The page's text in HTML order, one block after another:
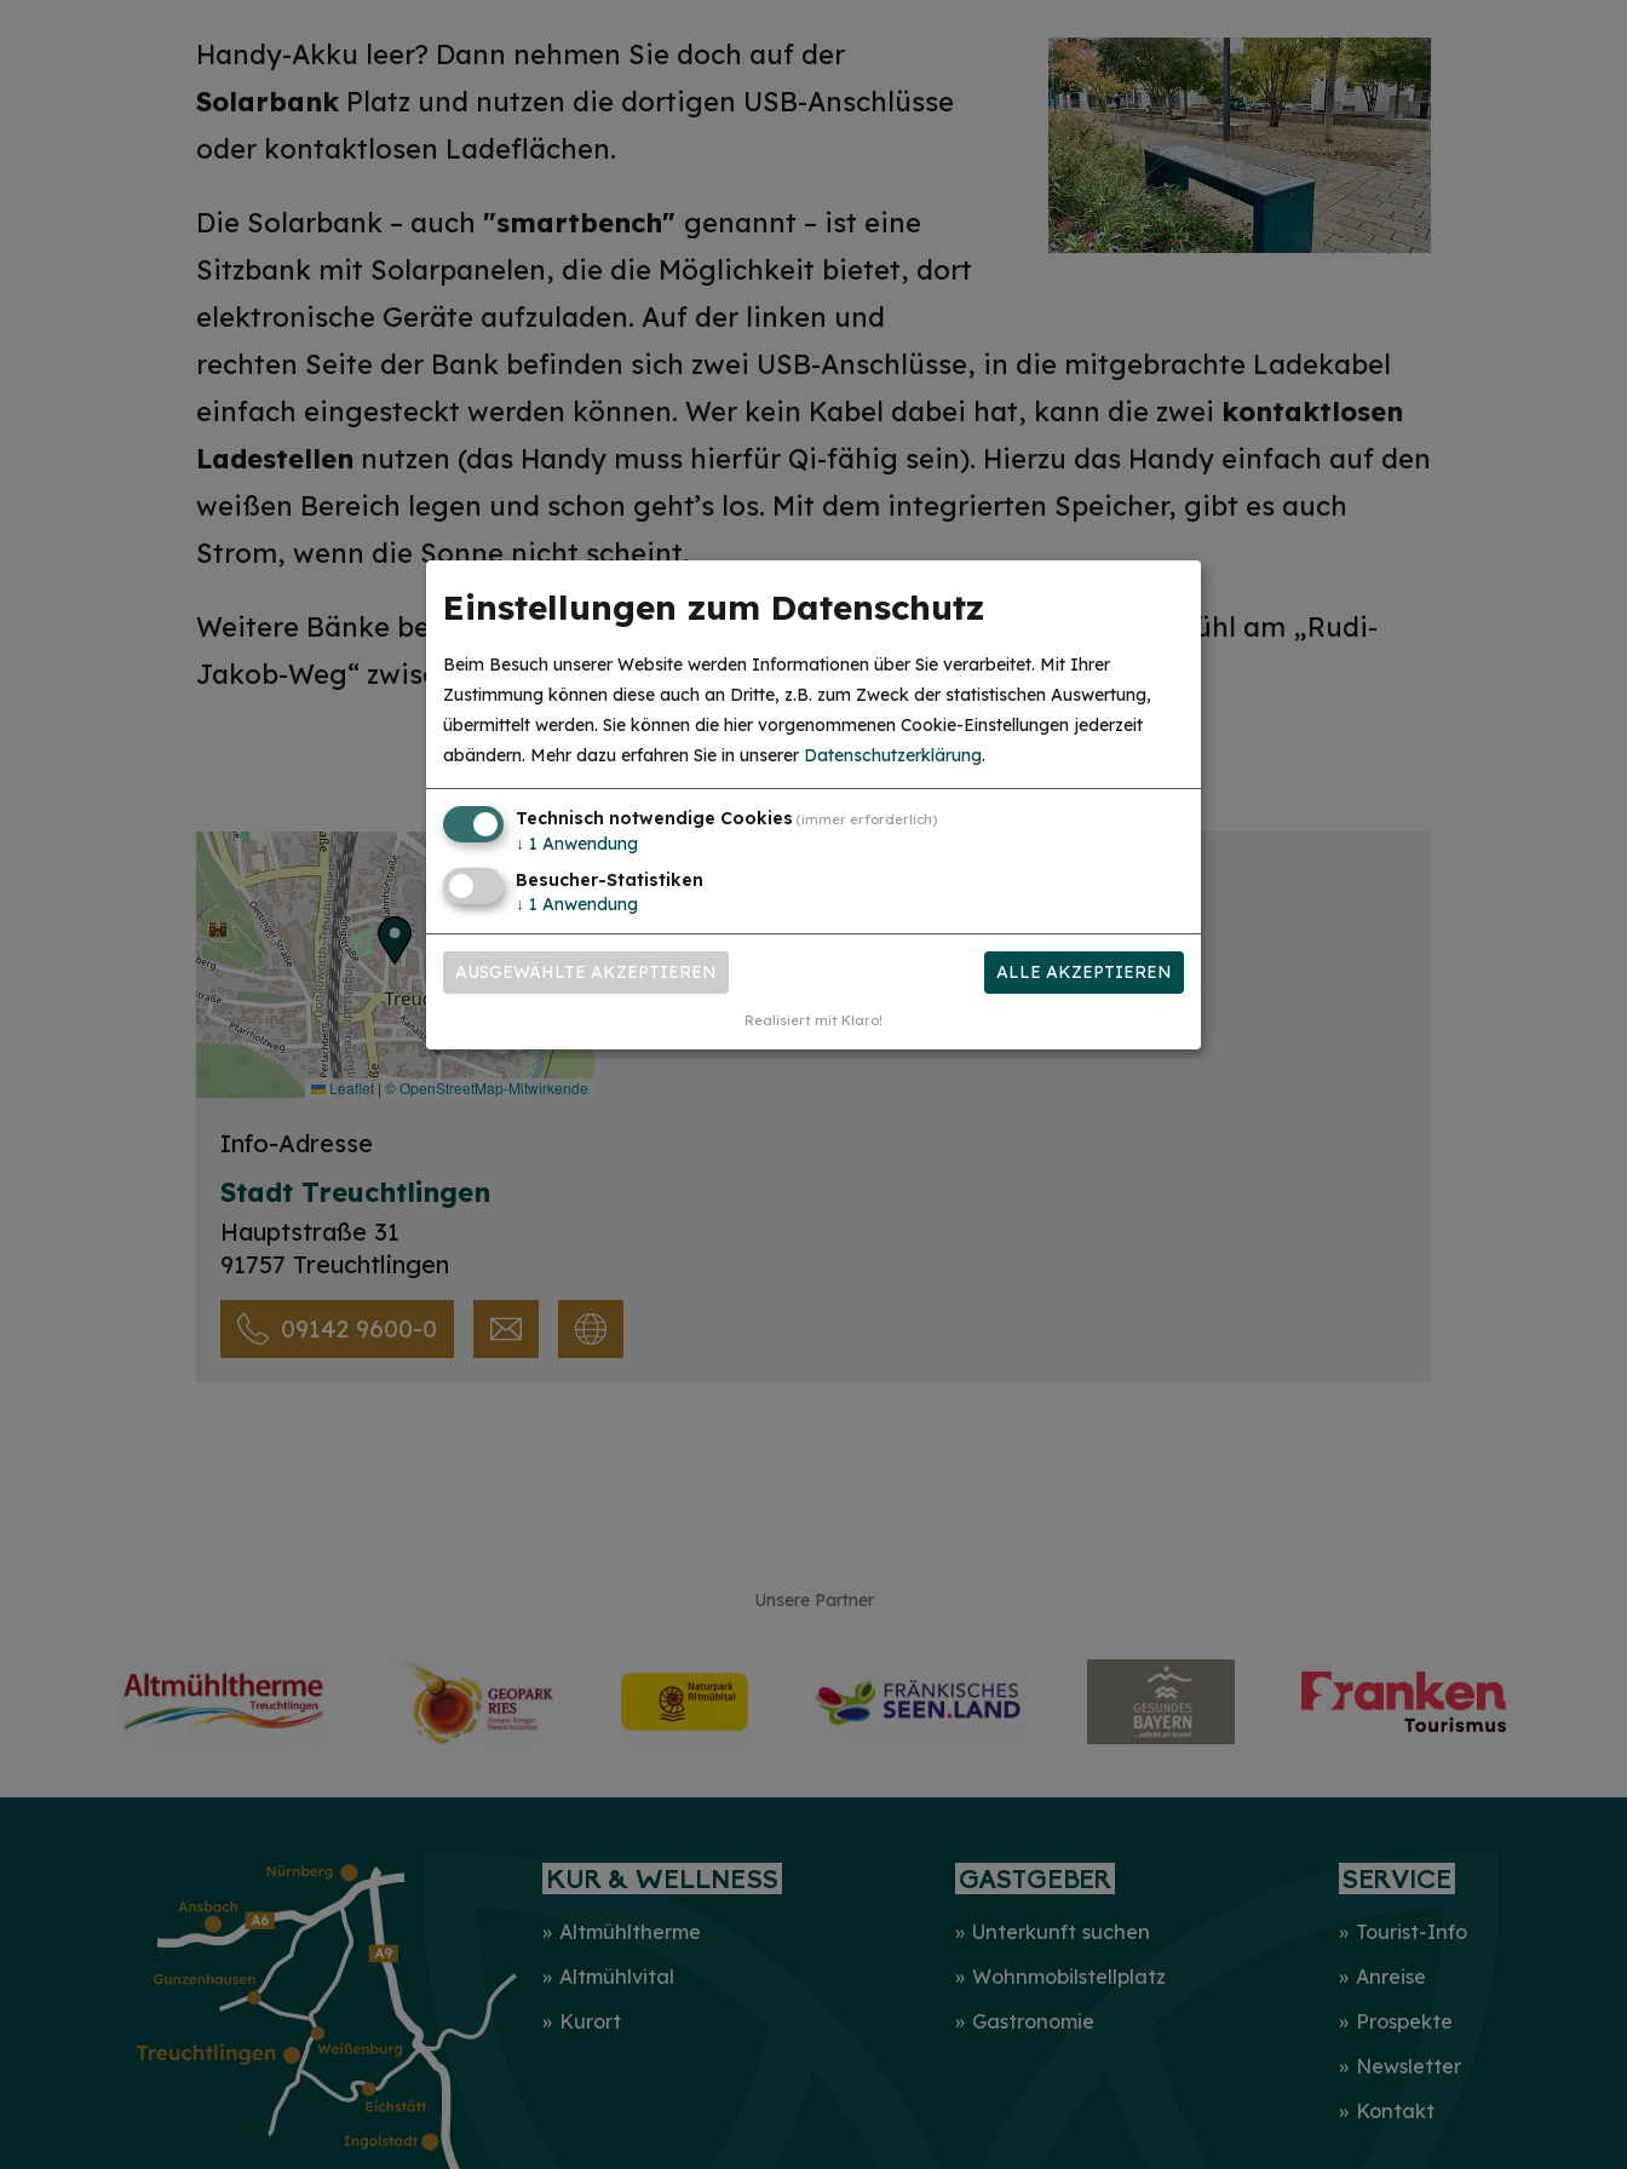
Handy-Akku leer? Dann nehmen Sie doch auf der
Solarbank Platz und nutzen die dortigen USB-Anschlüsse
oder kontaktlosen Ladeflächen.
Die Solarbank – auch "smartbench" genannt – ist eine
Sitzbank mit Solarpanelen, die die Möglichkeit bietet, dort
elektronische Geräte aufzuladen. Auf der linken und
rechten Seite der Bank befinden sich zwei USB-Anschlüsse, in die mitgebrachte Ladekabel
einfach eingesteckt werden können. Wer kein Kabel dabei hat, kann die zwei kontaktlosen
Ladestellen nutzen (das Handy muss hierfür Qi-fähig sein). Hierzu das Handy einfach auf den
weißen Bereich legen und schon geht’s los. Mit dem integrierten Speicher, gibt es auch
Strom, wenn die Sonne nicht scheint.
Weitere Bänke befinden sich am Rathaus, am Stadtschloss und an der Altmühl am „Rudi-
Jakob-Weg“ zwischen Stadthalle und Altmühlbrücke.
Leaflet | © OpenStreetMap-Mitwirkende
Partnerschaftsplatz
Bahnhofstraße 18
91757 Treuchtlingen
Info-Adresse
Stadt Treuchtlingen
Hauptstraße 31
91757 Treuchtlingen
09142 9600-0
Unsere Partner
KUR & WELLNESS
Altmühltherme
Altmühlvital
Kurort
GASTGEBER
Unterkunft suchen
Wohnmobilstellplatz
Gastronomie
SERVICE
Tourist-Info
Anreise
Prospekte
Newsletter
Kontakt
Einstellungen zum Datenschutz
Beim Besuch unserer Website werden Informationen über Sie verarbeitet. Mit Ihrer
Zustimmung können diese auch an Dritte, z.B. zum Zweck der statistischen Auswertung,
übermittelt werden. Sie können die hier vorgenommenen Cookie-Einstellungen jederzeit
abändern. Mehr dazu erfahren Sie in unserer Datenschutzerklärung.
Technisch notwendige Cookies (immer erforderlich)
↓ 1 Anwendung
Besucher-Statistiken
↓ 1 Anwendung
AUSGEWÄHLTE AKZEPTIEREN ALLE AKZEPTIEREN
Realisiert mit Klaro!